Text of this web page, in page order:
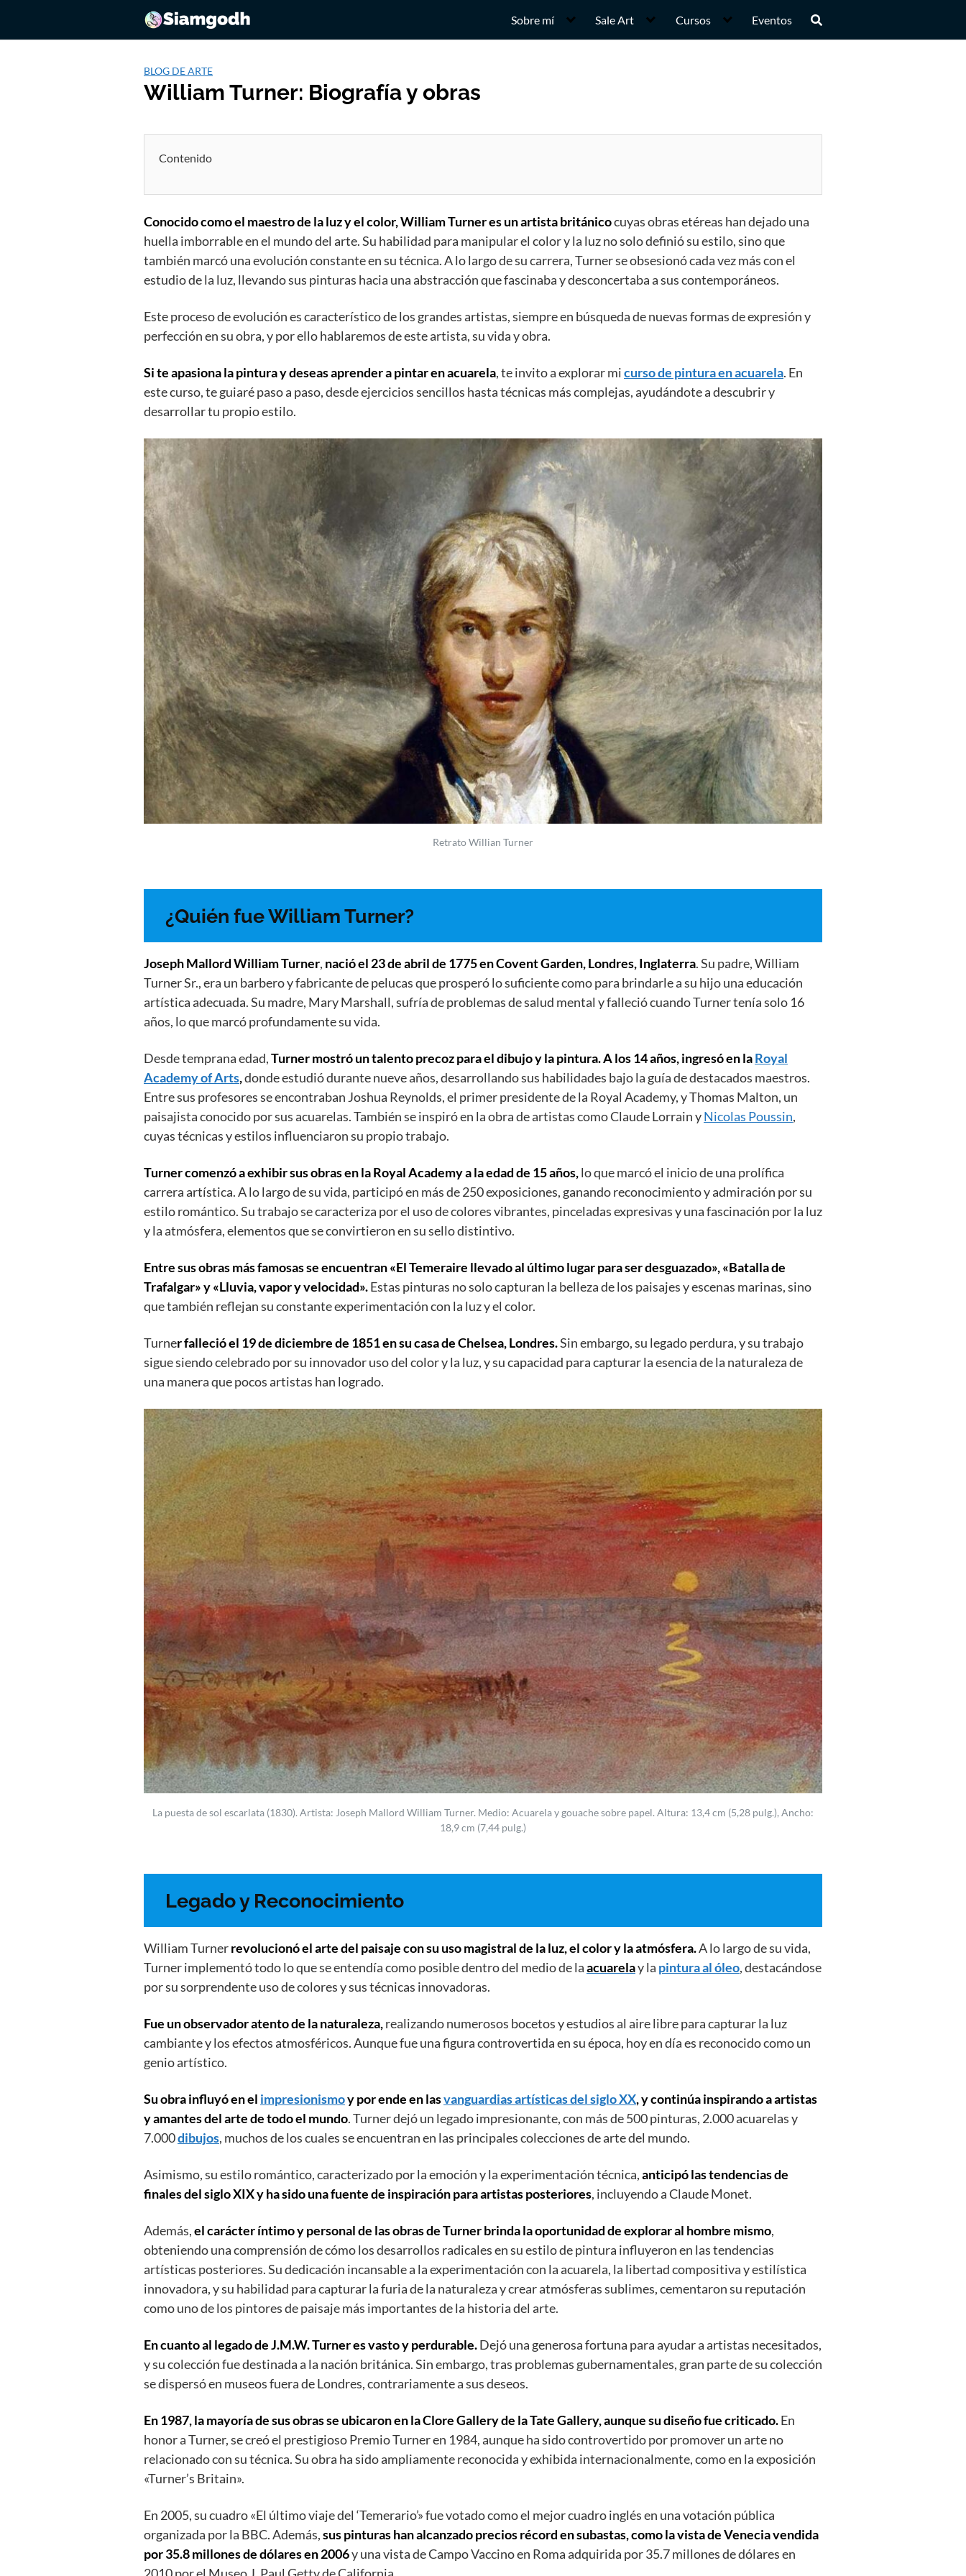
contenido
Sobre mí Sale Art Cursos Eventos
BLOG DE ARTE
William Turner: Biografía y obras
Contenido
Conocido como el maestro de la luz y el color, William Turner es un artista británicocuyas obras etéreas han dejado una
huella imborrable en el mundo del arte. Su habilidad para manipular el color y la luz no solo definió su estilo, sino que
también marcó una evolución constante en su técnica. A lo largo de su carrera, Turner se obsesionó cada vez más con el
estudio de la luz, llevando sus pinturas hacia una abstracción que fascinaba y desconcertaba a sus contemporáneos.
Este proceso de evolución es característico de los grandes artistas, siempre en búsqueda de nuevas formas de expresión y
perfección en su obra, y por ello hablaremos de este artista, su vida y obra.
Si te apasiona la pintura y deseas aprender a pintar en acuarela, te invito a explorar micurso de pintura en acuarela. En
este curso, te guiaré paso a paso, desde ejercicios sencillos hasta técnicas más complejas, ayudándote a descubrir y
desarrollar tu propio estilo.
Retrato Willian Turner
¿Quién fue William Turner?
Joseph Mallord William Turner, nació el 23 de abril de 1775 en Covent Garden, Londres, Inglaterra. Su padre, William
Turner Sr., era un barbero y fabricante de pelucas que prosperó lo suficiente como para brindarle a su hijo una educación
artística adecuada. Su madre, Mary Marshall, sufría de problemas de salud mental y falleció cuando Turner tenía solo 16
años, lo que marcó profundamente su vida.
Desde temprana edad,Turner mostró un talento precoz para el dibujo y la pintura. A los 14 años, ingresó en laRoyal
Academy of Arts,donde estudió durante nueve años, desarrollando sus habilidades bajo la guía de destacados maestros.
Entre sus profesores se encontraban Joshua Reynolds, el primer presidente de la Royal Academy, y Thomas Malton, un
paisajista conocido por sus acuarelas. También se inspiró en la obra de artistas como Claude Lorrain yNicolas Poussin,
cuyas técnicas y estilos influenciaron su propio trabajo.
Turner comenzó a exhibir sus obras en la Royal Academy a la edad de 15 años,lo que marcó el inicio de una prolífica
carrera artística. A lo largo de su vida, participó en más de 250 exposiciones, ganando reconocimiento y admiración por su
estilo romántico. Su trabajo se caracteriza por el uso de colores vibrantes, pinceladas expresivas y una fascinación por la luz
y la atmósfera, elementos que se convirtieron en su sello distintivo.
Entre sus obras más famosas se encuentran «El Temeraire llevado al último lugar para ser desguazado», «Batalla de
Trafalgar» y «Lluvia, vapor y velocidad».Estas pinturas no solo capturan la belleza de los paisajes y escenas marinas, sino
que también reflejan su constante experimentación con la luz y el color.
Turner falleció el 19 de diciembre de 1851 en su casa de Chelsea, Londres.Sin embargo, su legado perdura, y su trabajo
sigue siendo celebrado por su innovador uso del color y la luz, y su capacidad para capturar la esencia de la naturaleza de
una manera que pocos artistas han logrado.
La puesta de sol escarlata (1830). Artista: Joseph Mallord William Turner. Medio: Acuarela y gouache sobre papel. Altura: 13,4 cm (5,28 pulg.), Ancho:
18,9 cm (7,44 pulg.)
Legado y Reconocimiento
William Turnerrevolucionó el arte del paisaje con su uso magistral de la luz, el color y la atmósfera.A lo largo de su vida,
Turner implementó todo lo que se entendía como posible dentro del medio de laacuarelay la pintura al óleo, destacándose
por su sorprendente uso de colores y sus técnicas innovadoras.
Fue un observador atento de la naturaleza,realizando numerosos bocetos y estudios al aire libre para capturar la luz
cambiante y los efectos atmosféricos. Aunque fue una figura controvertida en su época, hoy en día es reconocido como un
genio artístico.
Su obra influyó en el impresionismoy por ende en lasvanguardias artísticas del siglo XX, y continúa inspirando a artistas
y amantes del arte de todo el mundo. Turner dejó un legado impresionante, con más de 500 pinturas, 2.000 acuarelas y
7.000dibujos, muchos de los cuales se encuentran en las principales colecciones de arte del mundo.
Asimismo, su estilo romántico, caracterizado por la emoción y la experimentación técnica,anticipó las tendencias de
finales del siglo XIX y ha sido una fuente de inspiración para artistas posteriores, incluyendo a Claude Monet.
Además,el carácter íntimo y personal de las obras de Turner brinda la oportunidad de explorar al hombre mismo,
obteniendo una comprensión de cómo los desarrollos radicales en su estilo de pintura influyeron en las tendencias
artísticas posteriores. Su dedicación incansable a la experimentación con la acuarela, la libertad compositiva y estilística
innovadora, y su habilidad para capturar la furia de la naturaleza y crear atmósferas sublimes, cementaron su reputación
como uno de los pintores de paisaje más importantes de la historia del arte.
En cuanto al legado de J.M.W. Turner es vasto y perdurable.Dejó una generosa fortuna para ayudar a artistas necesitados,
y su colección fue destinada a la nación británica. Sin embargo, tras problemas gubernamentales, gran parte de su colección
se dispersó en museos fuera de Londres, contrariamente a sus deseos.
En 1987, la mayoría de sus obras se ubicaron en la Clore Gallery de la Tate Gallery, aunque su diseño fue criticado.En
honor a Turner, se creó el prestigioso Premio Turner en 1984, aunque ha sido controvertido por promover un arte no
relacionado con su técnica. Su obra ha sido ampliamente reconocida y exhibida internacionalmente, como en la exposición
«Turner’s Britain».
En 2005, su cuadro «El último viaje del ‘Temerario’» fue votado como el mejor cuadro inglés en una votación pública
organizada por la BBC. Además,sus pinturas han alcanzado precios récord en subastas, como la vista de Venecia vendida
por 35.8 millones de dólares en 2006y una vista de Campo Vaccino en Roma adquirida por 35.7 millones de dólares en